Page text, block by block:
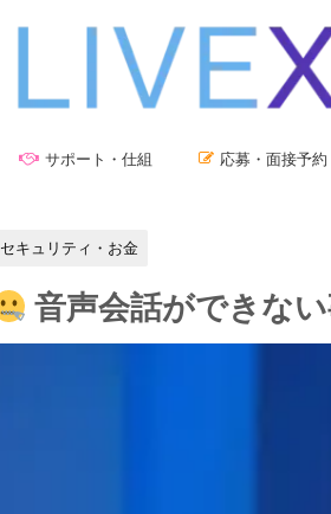
サポート・仕組 応募・面接予約
セキュリティ・お金
音声会話ができな